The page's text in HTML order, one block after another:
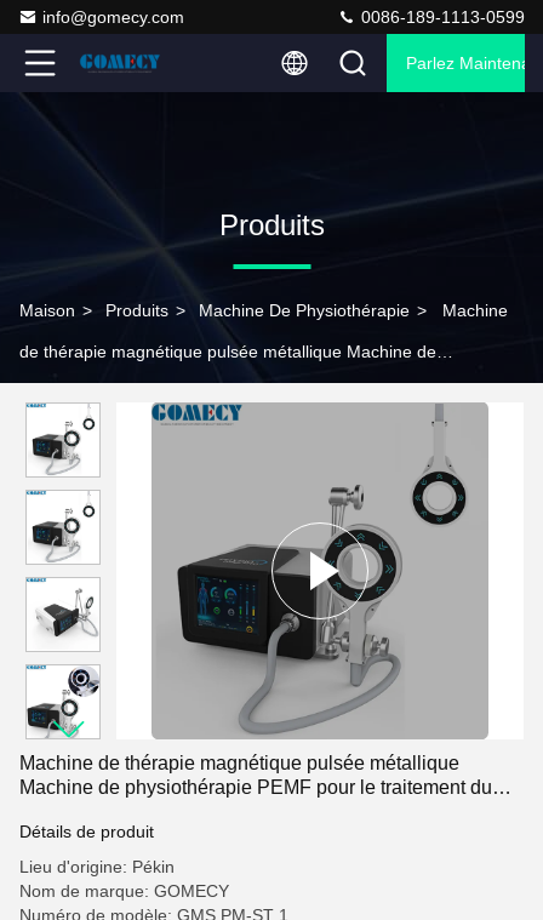
info@gomecy.com 0086-189-1113-0599
Parlez
Produits
Maison > Produits > Machine De Physiothérapie > Machine
de thérapie magnétique pulsée métallique Machine de
Machine de thérapie magnétique pulsée métallique
Machine de physiothérapie PEMF pour le traitement du
Détails de produit
Lieu d'origine: Pékin
Nom de marque: GOMECY
Numéro de modèle: GMS PM-ST 1